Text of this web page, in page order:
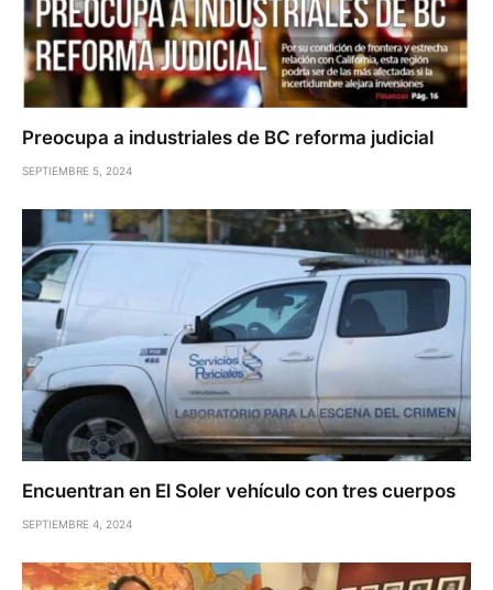
Preocupa a industriales de BC reforma judicial
SEPTIEMBRE 5, 2024
Encuentran en El Soler vehículo con tres cuerpos
SEPTIEMBRE 4, 2024